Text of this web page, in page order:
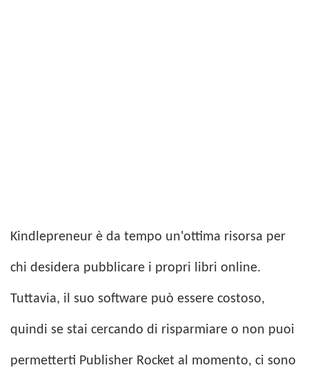
Kindlepreneur è da tempo un'ottima risorsa per
chi desidera pubblicare i propri libri online.
Tuttavia, il suo software può essere costoso,
quindi se stai cercando di risparmiare o non puoi
permetterti Publisher Rocket al momento, ci sono